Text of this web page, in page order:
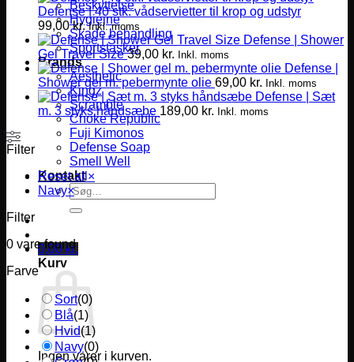
Beskyttelse
Hygiejne
Skade behandling
Sportstasker
Brands
Aesthetic
Kingz
Scramble
Choke Republic
Fuji Kimonos
Defense Soap
Smell Well
Kontakt
Søg
efter:
0,00 kr.
Kurv
Ingen varer i kurven.
Defense | 40 stk. vådservietter til krop og udstyr
99,00kr. Inkl. moms
Defense | Shower
Gel Travel Size 39,00 kr. Inkl. moms
Defense |
Shower gel m. pebermynte olie 69,00 kr. Inkl. moms
Defense | Sæt
m. 3 styks håndsæbe 189,00 kr. Inkl. moms
Filter
Reset all ×
Navy×
Filter
0 vare found
Farve
Sort(0)
Blå(1)
Hvid(1)
Navy(0)